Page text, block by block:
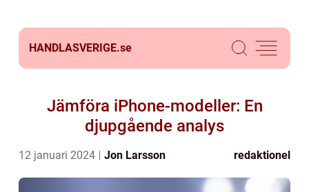
HANDLASVERIGE.se
Jämföra iPhone-modeller: En
djupgående analys
12 januari 2024 Jon Larsson redaktionel